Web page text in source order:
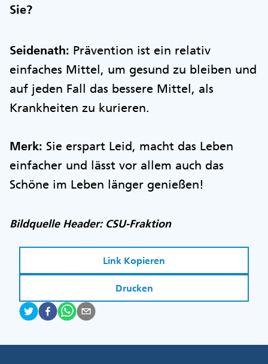
Sie?
Seidenath: Prävention ist ein relativ
einfaches Mittel, um gesund zu bleiben und
auf jeden Fall das bessere Mittel, als
Krankheiten zu kurieren.
Merk: Sie erspart Leid, macht das Leben
einfacher und lässt vor allem auch das
Schöne im Leben länger genießen!
Bildquelle Header: CSU-Fraktion
Link Kopieren
Drucken